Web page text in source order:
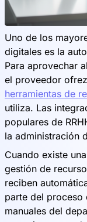
Uno de los
digitales es la
Para aprovechar
el proveedor
herramientas de
utiliza. Las
populares de
la administración
Cuando existe
gestión de
reciben
parte del proceso
manuales del